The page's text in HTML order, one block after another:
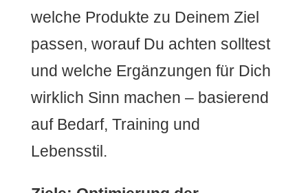
welche Produkte zu Deinem Ziel
passen, worauf Du achten solltest
und welche Ergänzungen für Dich
wirklich Sinn machen – basierend
auf Bedarf, Training und
Lebensstil.